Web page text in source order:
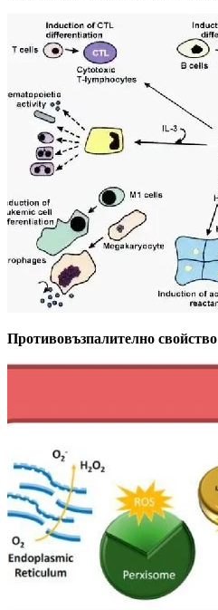
Противовъзпалително свойство